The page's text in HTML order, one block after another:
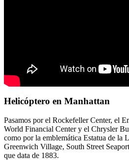
Helicóptero en Manhattan
Pasamos por el Rockefeller Center, el
World Financial Center y el Chrysler
como por la emblemática Estatua de la
Greenwich Village, South Street
que data de 1883.